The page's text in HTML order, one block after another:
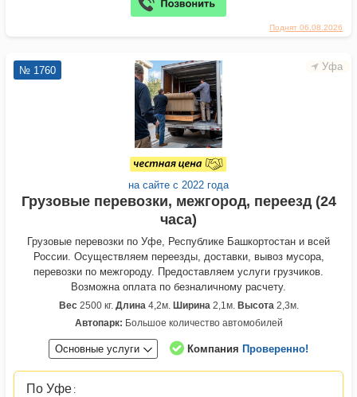
Поднят 06.08.2026
Уфа
№ 1760
на сайте с 2022 года
Грузовые перевозки, межгород, переезд (24
часа)
Грузовые перевозки по Уфе, Республике Башкортостан и всей
России. Осуществляем переезды, доставки, вывоз мусора,
перевозки по межгороду. Предоставляем услуги грузчиков.
Возможна оплата по безналичному расчету.
Вес2500 кг. Длина4,2м. Ширина2,1м. Высота2,3м.
Автопарк: Большое количество автомобилей
Основные услуги Компания Проверенно!
По Уфе :